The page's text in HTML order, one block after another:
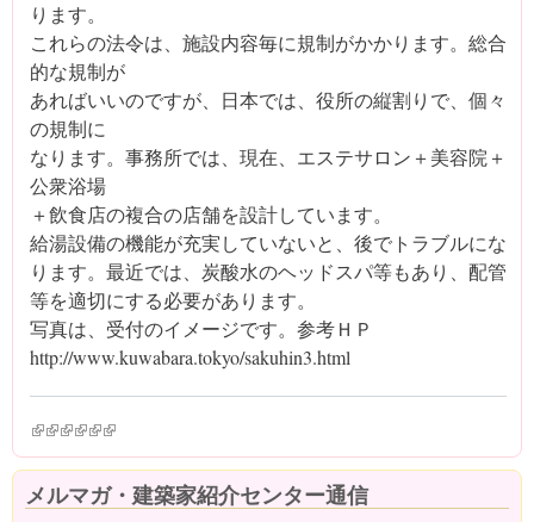
ります。
これらの法令は、施設内容毎に規制がかかります。総合
的な規制が
あればいいのですが、日本では、役所の縦割りで、個々
の規制に
なります。事務所では、現在、エステサロン＋美容院＋
公衆浴場
＋飲食店の複合の店舗を設計しています。
給湯設備の機能が充実していないと、後でトラブルにな
ります。最近では、炭酸水のヘッドスパ等もあり、配管
等を適切にする必要があります。
写真は、受付のイメージです。参考ＨＰ
http://www.kuwabara.tokyo/sakuhin3.html
(link is external)
(link is external)
(link is external)
(link is external)
(link is external)
(link is external)
メルマガ・建築家紹介センター通信